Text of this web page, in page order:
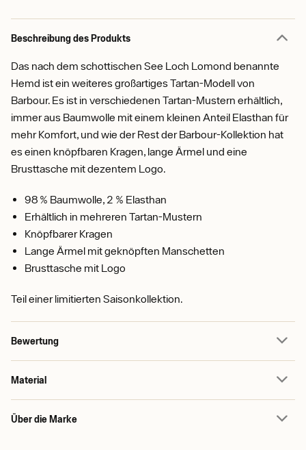
Beschreibung des Produkts
Das nach dem schottischen See Loch Lomond benannte
Hemd ist ein weiteres großartiges Tartan-Modell von
Barbour. Es ist in verschiedenen Tartan-Mustern erhältlich,
immer aus Baumwolle mit einem kleinen Anteil Elasthan für
mehr Komfort, und wie der Rest der Barbour-Kollektion hat
es einen knöpfbaren Kragen, lange Ärmel und eine
Brusttasche mit dezentem Logo.
98 % Baumwolle, 2 % Elasthan
Erhältlich in mehreren Tartan-Mustern
Knöpfbarer Kragen
Lange Ärmel mit geknöpften Manschetten
Brusttasche mit Logo
Teil einer limitierten Saisonkollektion.
Bewertung
Material
Über die Marke